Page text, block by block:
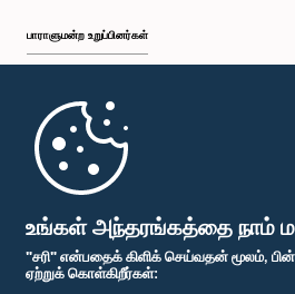
உங்கள் அந்தரங்கத்தை நாம்
"சரி" என்பதைக் கிளிக் செய்வதன் மூலம்,
ஏற்றுக் கொள்கிறீர்கள்:
பாராளுமன்ற உறுப்பினர்கள்
முதற்பக்கம்
பாராளுமன்ற கையடக்க செயலி